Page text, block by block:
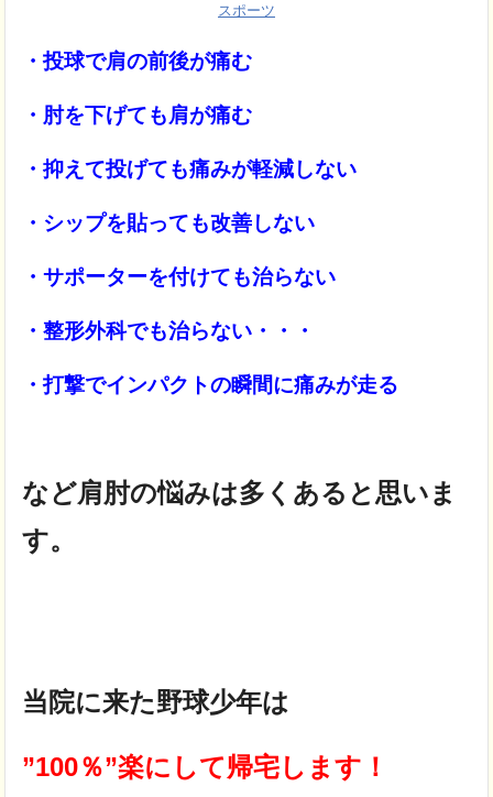
スポーツ
・投球で肩の前後が痛む
・肘を下げても肩が痛む
・抑えて投げても痛みが軽減しない
・シップを貼っても改善しない
・サポーターを付けても治らない
・整形外科でも治らない・・・
・打撃でインパクトの瞬間に痛みが走る
など肩肘の悩みは多くあると思いま
す。
当院に来た野球少年は
”100％”楽にして帰宅します！